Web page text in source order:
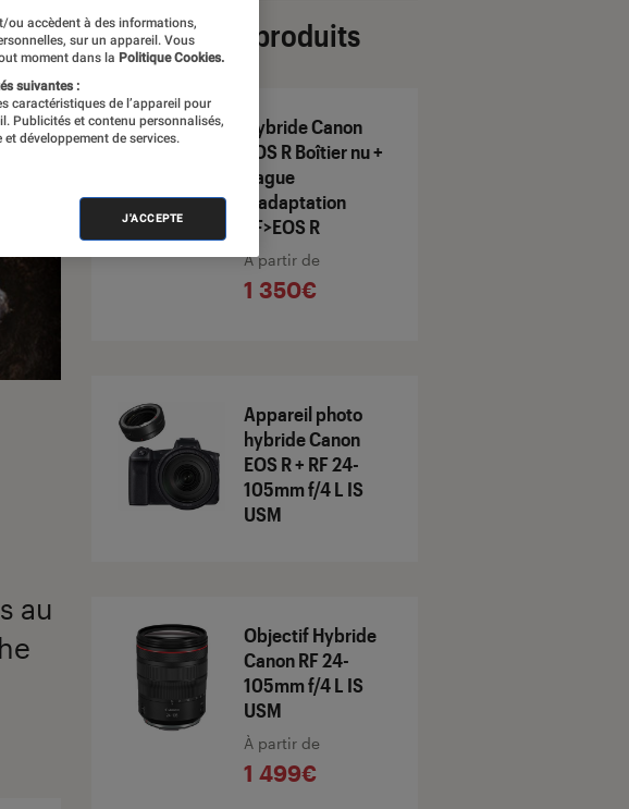
au
Sélection de produits
Hybride Canon
EOS R Boîtier nu +
Bague
d’adaptation
EF>EOS R
À partir de
1 350€
Appareil photo
hybride Canon
EOS R + RF 24-
105mm f/4 L IS
USM
Objectif Hybride
Canon RF 24-
105mm f/4 L IS
USM
À partir de
1 499€
ou accèdent à des informations,
sur un appareil. Vous
moment dans la Politique Cookies.
suivantes :
caractéristiques de l’appareil pour
Publicités et contenu personnalisés,
développement de services.
J'ACCEPTE